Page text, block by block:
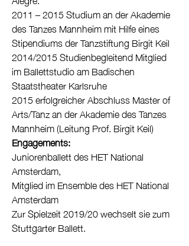
2011 – 2015 Studium an der Akademie
des Tanzes Mannheim mit Hilfe eines
Stipendiums der Tanzstiftung Birgit Keil
2014/2015 Studienbegleitend Mitglied
im Ballettstudio am Badischen
Staatstheater Karlsruhe
2015 erfolgreicher Abschluss Master of
Arts/Tanz an der Akademie des Tanzes
Mannheim (Leitung Prof. Birgit Keil)
Engagements:
Juniorenballett des HET National
Amsterdam,
Mitglied im Ensemble des HET National
Amsterdam
Zur Spielzeit 2019/20 wechselt sie zum
Stuttgarter Ballett.